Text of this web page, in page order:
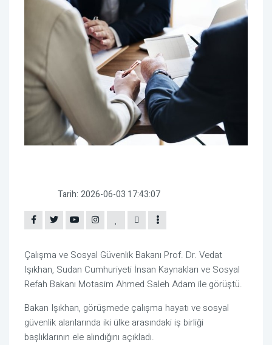
Tarih: 2026-06-03 17:43:07
Çalışma ve Sosyal Güvenlik Bakanı Prof. Dr. Vedat
Işıkhan, Sudan Cumhuriyeti İnsan Kaynakları ve Sosyal
Refah Bakanı Motasim Ahmed Saleh Adam ile görüştü.
Bakan Işıkhan, görüşmede çalışma hayatı ve sosyal
güvenlik alanlarında iki ülke arasındaki iş birliği
başlıklarının ele alındığını açıkladı.